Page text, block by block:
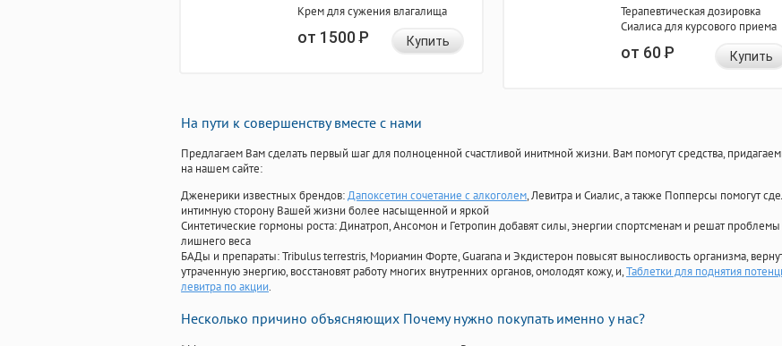
Крем для сужения влагалища
от 1500Р Купить
Терапевтическая дозировка
Сиалиса для курсового приема
от 60Р Купить
На пути к совершенству вместе с нами
Предлагаем Вам сделать первый шаг для полноценной счастливой инитмной жизни. Вам помогут средства,
на нашем сайте:
Дженерики известных брендов:Дапоксетин сочетание с алкоголем, Левитра и Сиалис, а также Попперсы помогут
интимную сторону Вашей жизни более насыщенной и яркой
Синтетические гормоны роста: Динатроп, Ансомон и Гетропин добавят силы, энергии спортсменам и решат проблемы
лишнего веса
БАДы и препараты:Tribulus terrestris, Мориамин Форте, Guarana и Экдистерон повысят выносливость организма,
утраченную энергию, восстановят работу многих внутренних органов, омолодят кожу, и,Таблетки для поднятия
левитра по акции.
Несколько причино объясняющих Почему нужно покупать именно у нас?